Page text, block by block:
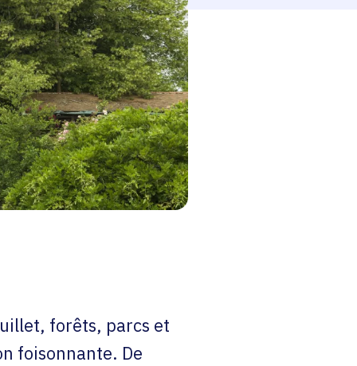
forêts, parcs et
foisonnante. De